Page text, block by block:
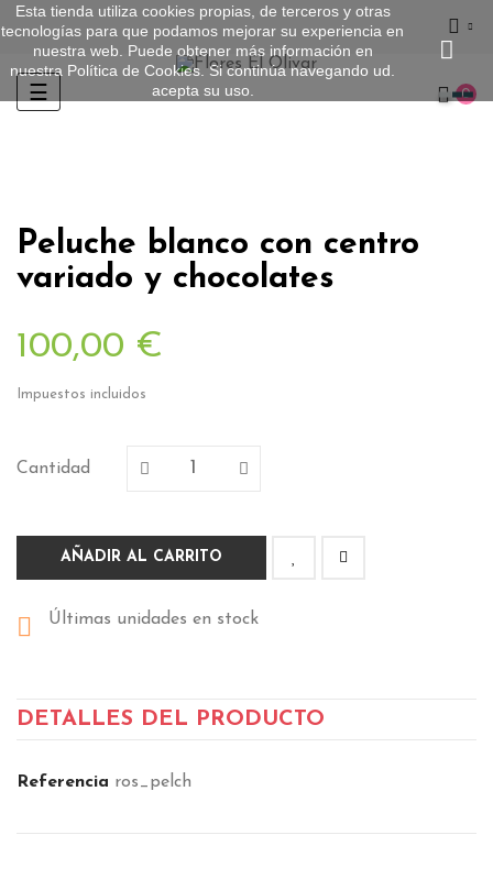
Esta tienda utiliza cookies propias, de terceros y otras
tecnologías para que podamos mejorar su experiencia en
nuestra web. Puede obtener más información en
nuestra Política de Cookies . Si continúa navegando ud.
acepta su uso.
Navegación
☰ 0
Peluche blanco con centro
variado y chocolates
100,00 €
Impuestos incluidos
Cantidad
AÑADIR AL CARRITO
 Últimas unidades en stock
DETALLES DEL PRODUCTO
Referencia ros_pelch